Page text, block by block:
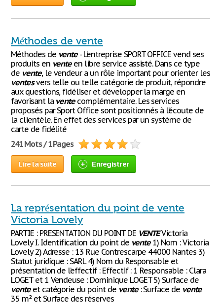
Méthodes de vente
Méthodes de vente- L’entreprise SPORT OFFICE vend ses
produits en venteen libre service assisté. Dans ce type
de vente, le vendeur a un rôle important pour orienter les
ventesvers telle ou telle catégorie de produit, répondre
aux questions, fidéliser et développer la marge en
favorisant la ventecomplémentaire. Les services
proposés par Sport Office sont positionnés à l’écoute de
la clientèle. En effet des services par un système de
carte de fidélité
241 Mots / 1 Pages
Lire la suite Enregistrer
La représentation du point de vente
Victoria Lovely
PARTIE : PRESENTATION DU POINT DE VENTEVictoria
Lovely I. Identification du point de vente1) Nom : Victoria
Lovely 2) Adresse : 13 Rue Contrescarpe 44000 Nantes 3)
Statut juridique : SARL 4) Nom du Responsable et
présentation de l’effectif : Effectif : 1 Responsable : Clara
LOGET et 1 Vendeuse : Dominique LOGET 5) Surface de
venteet catégorie du point de vente: Surface de vente
35 m² et Surface des réserves